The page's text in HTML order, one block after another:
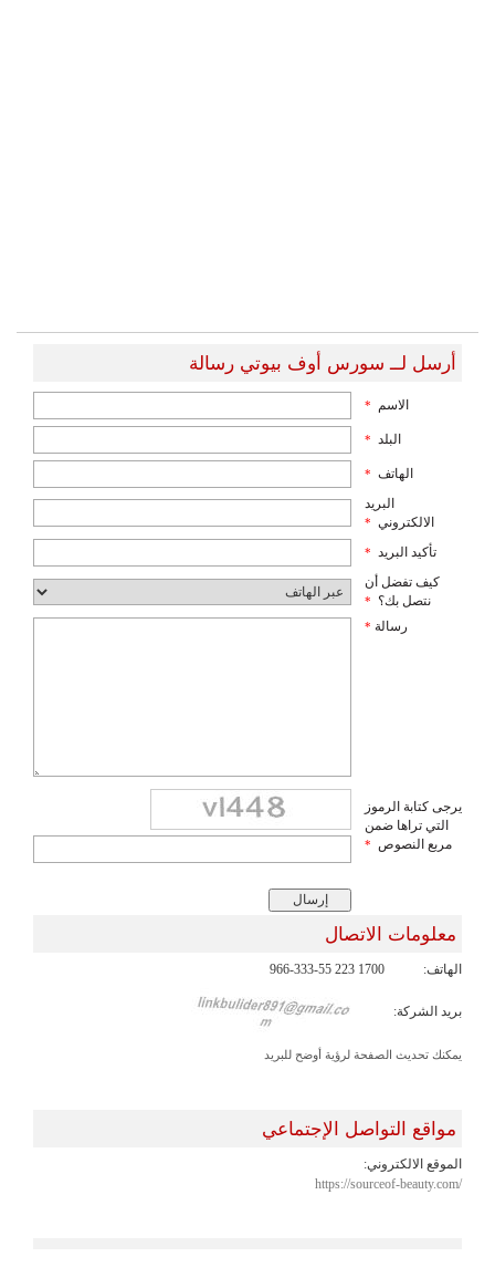
أرسل لــ سورس أوف بيوتي رسالة
الاسم *
البلد *
الهاتف *
البريد
الالكتروني *
تأكيد البريد *
كيف تفضل أن
نتصل بك؟ *
رسالة *
يرجى كتابة الرموز
التي تراها ضمن
مربع النصوص *
معلومات الاتصال
الهاتف: 966-333-55 223 1700
بريد الشركة:
يمكنك تحديث الصفحة لرؤية أوضح للبريد
مواقع التواصل الإجتماعي
الموقع الالكتروني:
https://sourceof-beauty.com/